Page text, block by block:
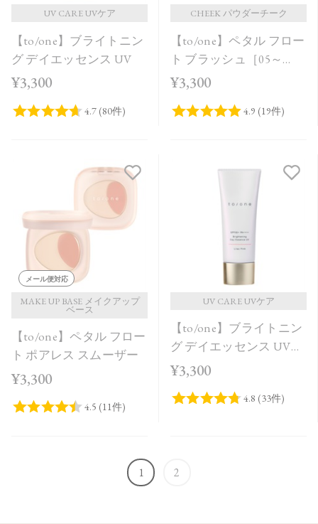
UV CARE UVケア
【to/one】ブライトニン
グ デイエッセンス UV
¥3,300
CHEEK パウダーチーク
【to/one】ペタル フロー
ト ブラッシュ［05～
06］
¥3,300
メール便対応
MAKE UP BASE メイクアップ
ベース
【to/one】ペタル フロー
ト ポアレス スムーザー
¥3,300
UV CARE UVケア
【to/one】ブライトニン
グ デイエッセンス UV
Lilac Pink
¥3,300
1 2